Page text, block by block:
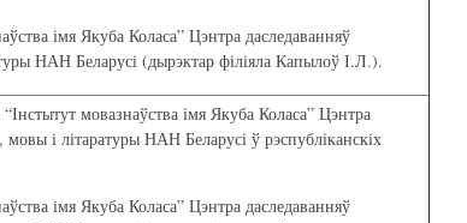
імя Якуба Коласа” Цэнтра даследаванняў
НАН Беларусі (дырэктар філіяла Капылоў І.Л.).
мовазнаўства імя Якуба Коласа” Цэнтра
мовы і літаратуры НАН Беларусі ў рэспубліканскіх
імя Якуба Коласа” Цэнтра даследаванняў